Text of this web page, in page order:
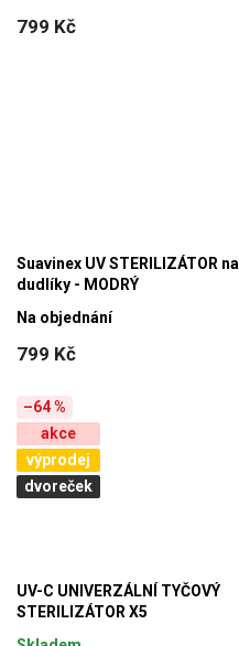
799 Kč
Suavinex UV STERILIZÁTOR na
dudlíky - MODRÝ
799 Kč
Na objednání
–64 %
akce
výprodej
dvoreček
UV-C UNIVERZÁLNÍ TYČOVÝ
STERILIZÁTOR X5